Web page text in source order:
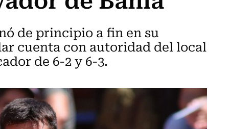
de principio a fin en su
cuenta con autoridad del local
de 6-2 y 6-3.